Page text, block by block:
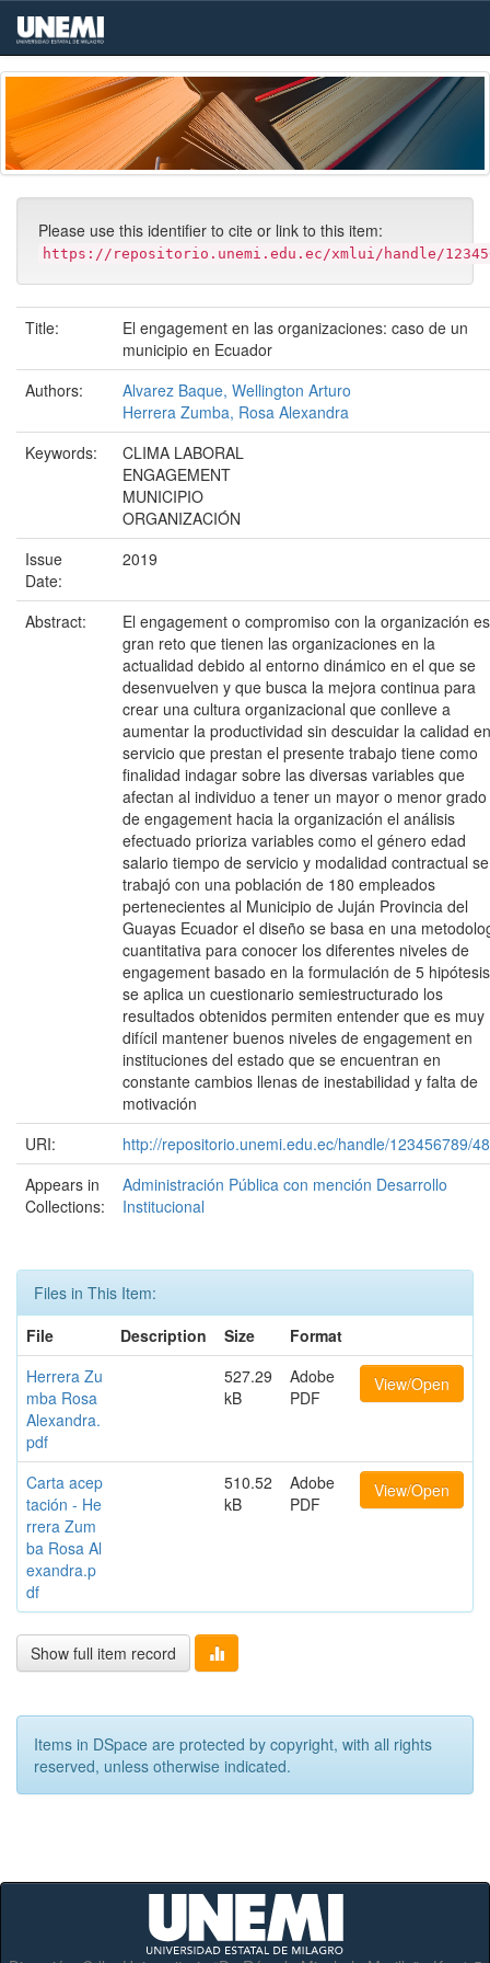
Skip
navigation
Please use this identifier to cite or link to this item:
https://repositorio.unemi.edu.ec/xmlui/handle/
Title:
El engagement en las organizaciones: caso de un
municipio en Ecuador
Authors:
Alvarez Baque, Wellington Arturo
Herrera Zumba, Rosa Alexandra
Keywords:
CLIMA LABORAL
ENGAGEMENT
MUNICIPIO
ORGANIZACIÓN
Issue
Date:
2019
Abstract:
El engagement o compromiso con la organización
gran reto que tienen las organizaciones en la
actualidad debido al entorno dinámico en el que se
desenvuelven y que busca la mejora continua para
crear una cultura organizacional que conlleve a
aumentar la productividad sin descuidar la calidad
servicio que prestan el presente trabajo tiene como
finalidad indagar sobre las diversas variables que
afectan al individuo a tener un mayor o menor grado
de engagement hacia la organización el análisis
efectuado prioriza variables como el género edad
salario tiempo de servicio y modalidad contractual se
trabajó con una población de 180 empleados
pertenecientes al Municipio de Juján Provincia del
Guayas Ecuador el diseño se basa en una
cuantitativa para conocer los diferentes niveles de
engagement basado en la formulación de 5 hipótesis
se aplica un cuestionario semiestructurado los
resultados obtenidos permiten entender que es muy
difícil mantener buenos niveles de engagement en
instituciones del estado que se encuentran en
constante cambios llenas de inestabilidad y falta de
motivación
URI:
http://repositorio.unemi.edu.ec/handle/123456789/
Appears in
Collections:
Administración Pública con mención Desarrollo
Institucional
Files in This Item:
File
Description Size
Format
Herrera Zu
mba Rosa
Alexandra.
pdf
527.29
kB
Adobe
PDF
View/Open
Carta acep
tación - He
rrera Zum
ba Rosa Al
exandra.p
df
510.52
kB
Adobe
PDF
View/Open
Show full item record
Items in DSpace are protected by copyright, with all rights
reserved, unless otherwise indicated.